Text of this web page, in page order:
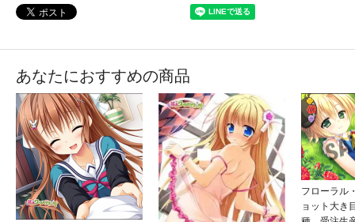
あなたにおすすめの商品
フローラル
ョット大